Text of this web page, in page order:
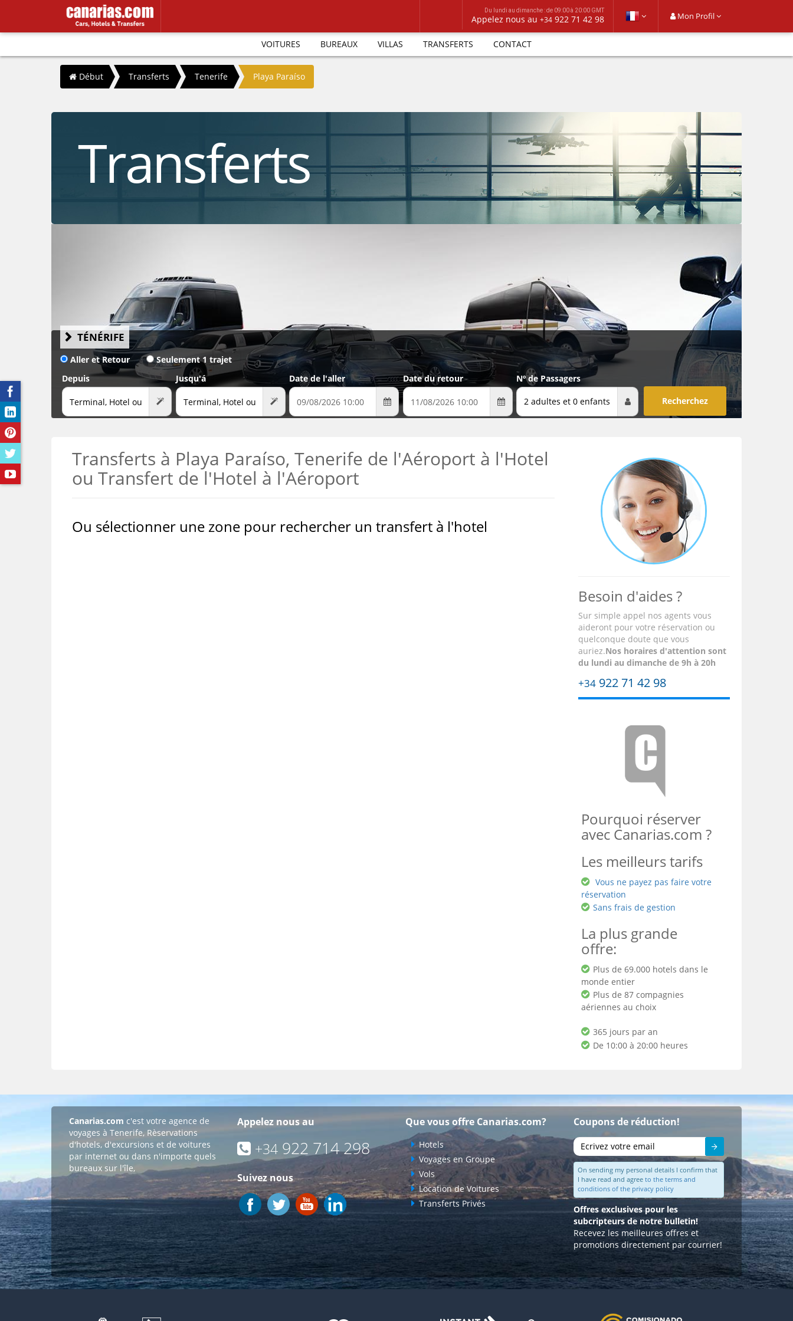
Du lundi au dimanche : de 09:00 à 20:00 GMT
Appelez nous au +34 922 71 42 98 Mon Profil
VOITURES BUREAUX
VOIR LES 25+ AGENCES DE LOCATION À TENERIFE
VILLAS TRANSFERTS CONTACT
Début Transferts Tenerife Playa Paraíso
Transferts
TÉNÉRIFE
Aller et Retour
Seulement 1 trajet
Depuis
Jusqu'á Date de l'aller Date du retour Nº de Passagers
2 adultes et 0 enfants
Transferts à Playa Paraíso, Tenerife de l'Aéroport à l'Hotel
ou Transfert de l'Hotel à l'Aéroport
Ou sélectionner une zone pour rechercher un transfert à l'hotel
Besoin d'aides ?
Sur simple appel nos agents vous
aideront pour votre réservation ou
quelconque doute que vous
auriez.Nos horaires d'attention sont
du lundi au dimanche de 9h à 20h
+34922 71 42 98
Pourquoi réserver
avec Canarias.com ?
Les meilleurs tarifs
Vous ne payez pas faire votre
réservation
Sans frais de gestion
La plus grande
offre:
Plus de 69.000 hotels dans le
monde entier
Plus de 87 compagnies
aériennes au choix
365 jours par an
De 10:00 à 20:00 heures
Canarias.com c'est votre agence de
voyages à Tenerife, Rèservations
d'hotels, d'excursions et de voitures
par internet ou dans n'importe quels
bureaux sur l'île,
Appelez nous au
+34 922 714 298
Suivez nous
Que vous offre Canarias.com?
Hotels
Voyages en Groupe
Vols
Location de Voitures
Transferts Privés
Coupons de réduction!
On sending my personal details I confirm that
I have read and agree to the terms and
conditions of the privacy policy
Offres exclusives pour les
subcripteurs de notre bulletin!
Recevez les meilleures offres et
promotions directement par courrier!